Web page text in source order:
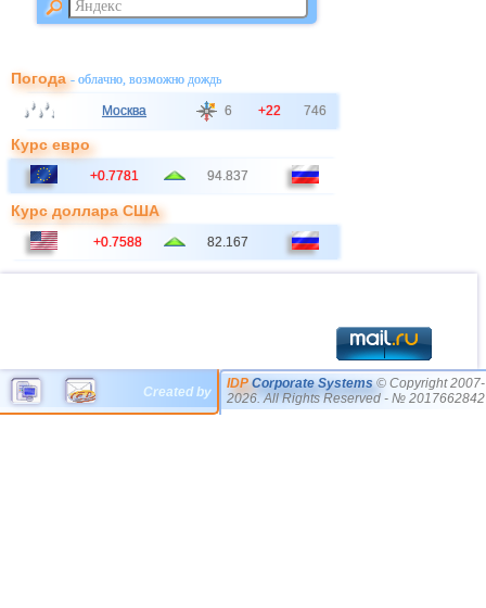
Маслов А.В.
Макаров О.В.
МониторингОРВИи гриппа (2009)
Погода- облачно, возможно дождь
Москва 6 +22 746
Курс евро
+0.7781 94.837
Курс доллара США
+0.7588 82.167
Created by
IDP Corporate Systems © Copyright 2007-
2026. All Rights Reserved - № 2017662842